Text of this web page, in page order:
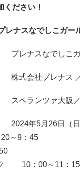
ください！
ナスなでしこガー
ナスなでしこガ
会社プレナス ／
ランツァ大阪／
年5月26日（日
～9：45
ク 10：00～11：15